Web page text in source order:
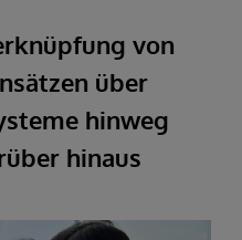
von
über
hinweg
hinaus